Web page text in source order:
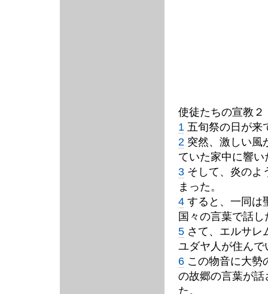
使徒たちの宣教２
1 五旬祭の日が来
2 突然、激しい風
ていた家中に響い
3 そして、炎のよ
まった。
4 すると、一同は
国々の言葉で話し
5 さて、エルサレ
ユダヤ人が住んで
6 この物音に大勢
の故郷の言葉が
た。